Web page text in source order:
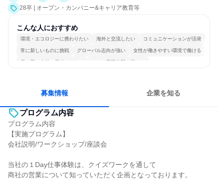
28卒 | オープン・カンパニー&キャリア教育等
こんな人におすすめ
環境・エコロジーに携わりたい 海外と交流したい コミュニケーションが活発
常に新しいものに挑戦 グローバル志向が強い 女性が働きやすい環境で働ける
長く同じ会社に居続けられる 一つの専門分野を極める
募集情報 企業を知る
プログラム内容
プログラム内容
【実施プログラム】
会社説明/ワークショップ/座談会
当社の１Day仕事体験は、クイズワークを通して
商社の営業について知っていただく企画となっております。